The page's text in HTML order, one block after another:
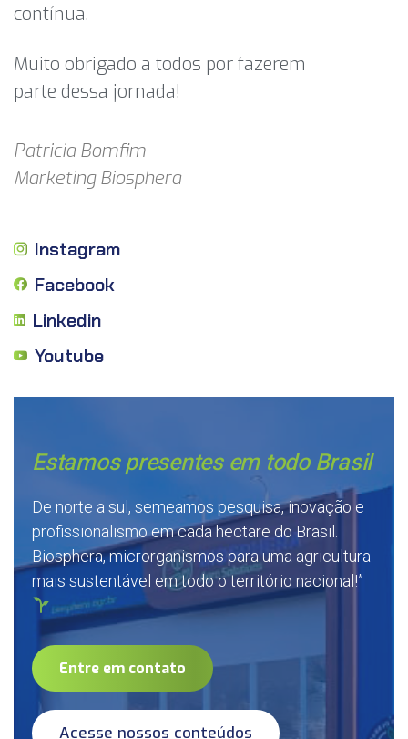
contínua.
Muito obrigado a todos por fazerem
parte dessa jornada!
Patricia Bomfim
Marketing Biosphera
Instagram
Facebook
Linkedin
Youtube
Estamos presentes em todo Brasil
De norte a sul, semeamos pesquisa, inovação e
profissionalismo em cada hectare do Brasil.
Biosphera, microrganismos para uma agricultura
mais sustentável em todo o território nacional!”
Entre em contato
Acesse nossos conteúdos